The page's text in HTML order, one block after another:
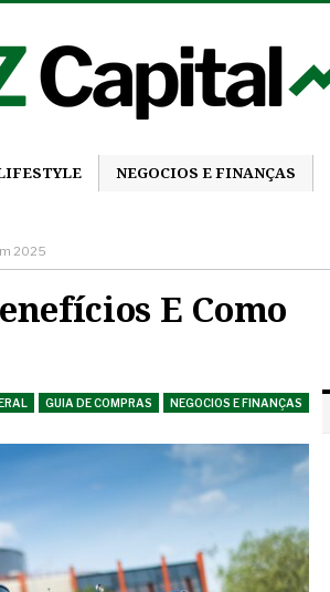
NEGOCIOS E FINANÇAS
2025
E Como
GUIA DE COMPRAS NEGOCIOS E FINANÇAS